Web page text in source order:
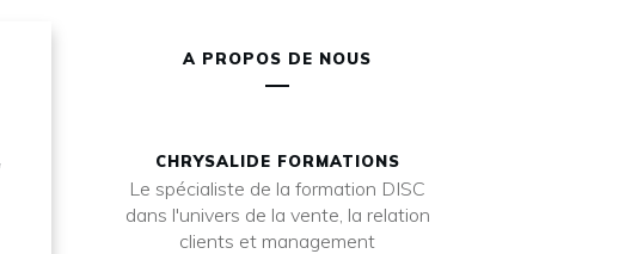
A PROPOS DE NOUS
CHRYSALIDE FORMATIONS
Le spécialiste de la formation DISC
dans l'univers de la vente, la relation
clients et management